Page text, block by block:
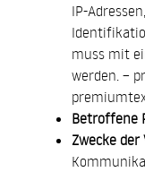
IP-
muss mit
werden. –
Betroffene
Zwecke